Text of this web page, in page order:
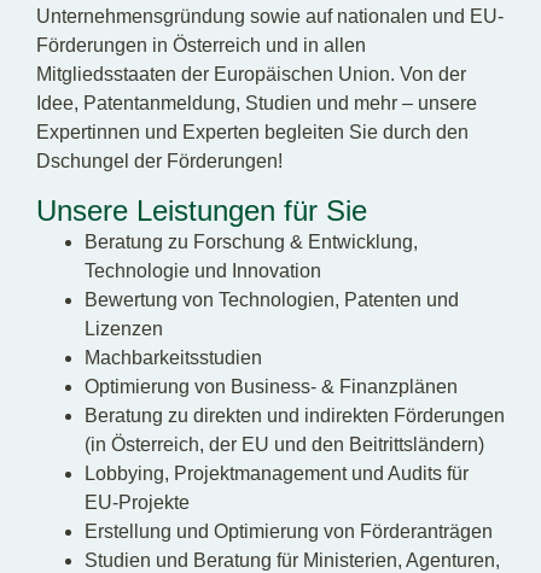
Unternehmensgründung sowie auf nationalen und EU-
Förderungen in Österreich und in allen
Mitgliedsstaaten der Europäischen Union. Von der
Idee, Patentanmeldung, Studien und mehr – unsere
Expertinnen und Experten begleiten Sie durch den
Dschungel der Förderungen!
Unsere Leistungen für Sie
Beratung zu Forschung & Entwicklung,
Technologie und Innovation
Bewertung von Technologien, Patenten und
Lizenzen
Machbarkeitsstudien
Optimierung von Business- & Finanzplänen
Beratung zu direkten und indirekten Förderungen
(in Österreich, der EU und den Beitrittsländern)
Lobbying, Projektmanagement und Audits für
EU-Projekte
Erstellung und Optimierung von Förderanträgen
Studien und Beratung für Ministerien, Agenturen,